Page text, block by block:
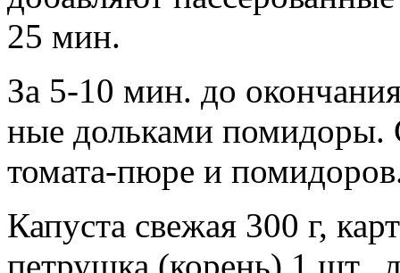
25 мин.
За 5-10 мин. до
ные дольками помидоры.
томата-пюре и
Капуста свежая 300 г,
петрушка (корень) 1 шт.,